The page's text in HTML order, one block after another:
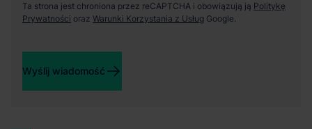
Ta strona jest chroniona przez reCAPTCHA i obowiązują ją Politykę
Prywatności oraz Warunki Korzystania z Usług Google.
Wyślij wiadomość